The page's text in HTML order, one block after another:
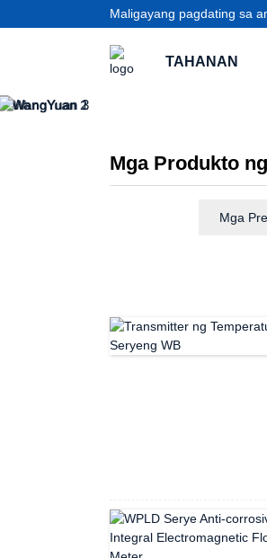
Maligayang pagdating sa
TAHANAN
Mga Produkto
Mga